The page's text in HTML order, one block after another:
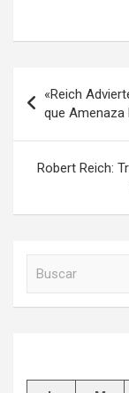
de
«Reich
que Amenaza
Robert Reich: